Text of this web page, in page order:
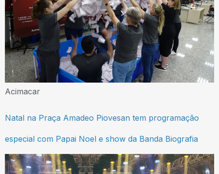
Acimacar
Natal na Praça Amadeo Piovesan tem programação
especial com Papai Noel e show da Banda Biografia